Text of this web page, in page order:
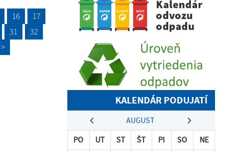
16
17
31
32
>
KALENDÁR PODUJATÍ
AUGUST
PO
UT ST ŠT PI SO
NE